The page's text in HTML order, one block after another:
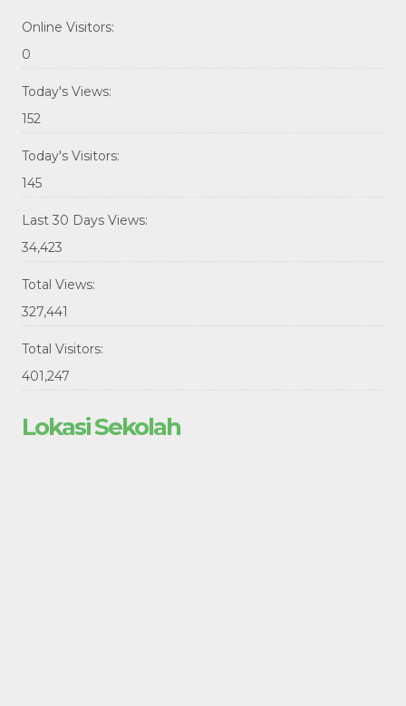
Online Visitors:
0
Today's Views:
152
Today's Visitors:
145
Last 30 Days Views:
34,423
Total Views:
327,441
Total Visitors:
401,247
Lokasi Sekolah